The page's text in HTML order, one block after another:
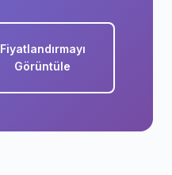
Fiyatlandırmayı
Görüntüle